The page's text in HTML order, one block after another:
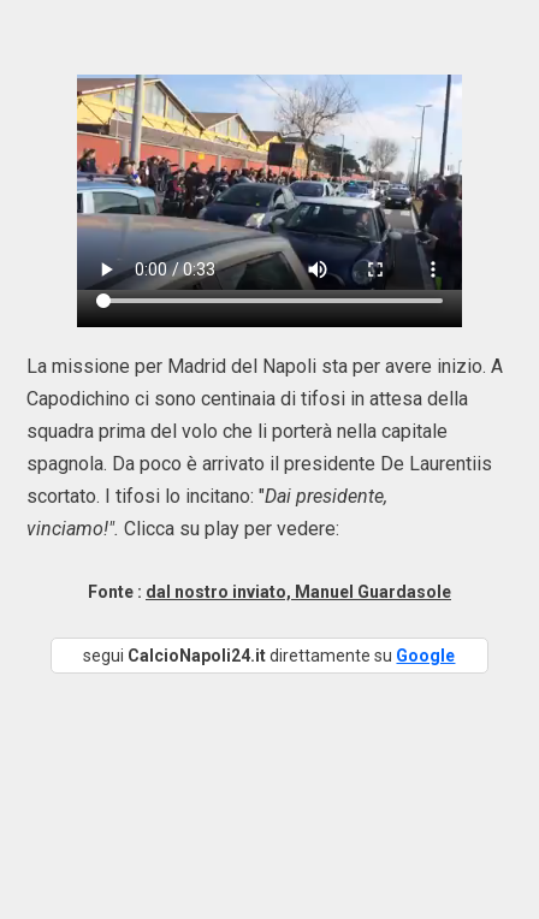
La missione per Madrid del Napoli sta per avere inizio. A
Capodichino ci sono centinaia di tifosi in attesa della
squadra prima del volo che li porterà nella capitale
spagnola. Da poco è arrivato il presidente De Laurentiis
scortato. I tifosi lo incitano: "Dai presidente,
vinciamo!". Clicca su play per vedere:
Fonte : dal nostro inviato, Manuel Guardasole
segui CalcioNapoli24.itdirettamente su Google